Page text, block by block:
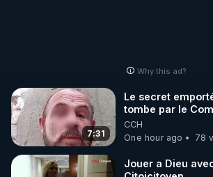
🌱 INSTAGRAM
https://www.instagram.com/
http://rgnr.li/instagram
Why this ad?
7:31
Le secret
tombe par le
Cousteau le 25
CCH
One hour ago
78
Jouer a Dieu